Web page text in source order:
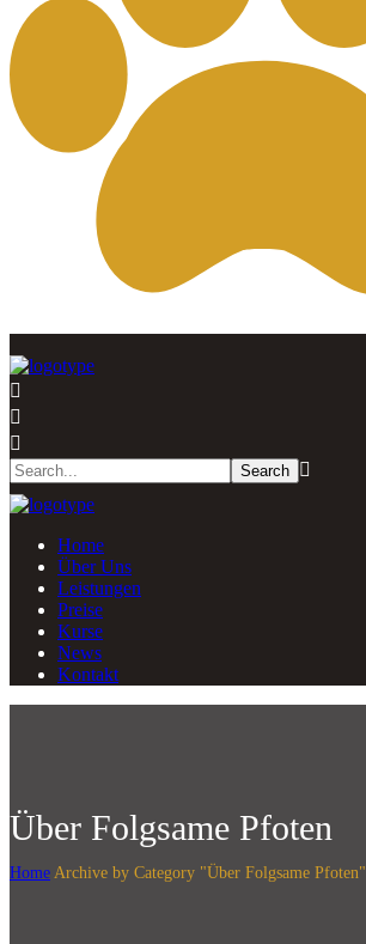
Home
Über Uns
Leistungen
Preise
Kurse
News
Kontakt
Über Folgsame Pfoten
Home Archive by Category "Über Folgsame Pfoten"